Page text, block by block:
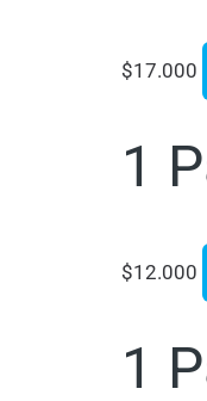
$17.000
1
$12.000
1